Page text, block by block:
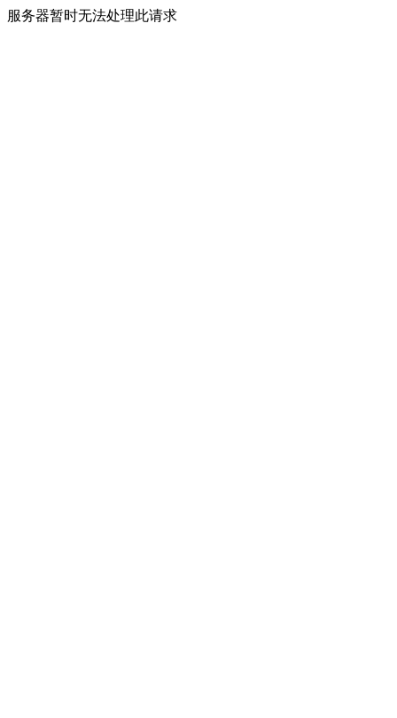
服务器暂时无法处理此请求